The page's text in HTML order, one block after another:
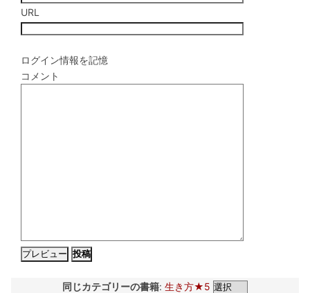
URL
ログイン情報を記憶
コメント
同じカテゴリーの書籍: 生き方★5